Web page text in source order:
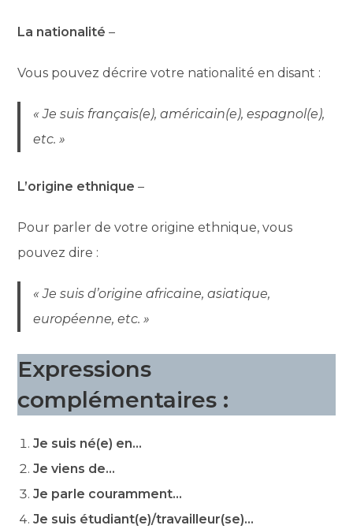
La nationalité –
Vous pouvez décrire votre nationalité en disant :
« Je suis français(e), américain(e), espagnol(e),
etc. »
L’origine ethnique –
Pour parler de votre origine ethnique, vous
pouvez dire :
« Je suis d’origine africaine, asiatique,
européenne, etc. »
Expressions
complémentaires :
Je suis né(e) en…
Je viens de…
Je parle couramment…
Je suis étudiant(e)/travailleur(se)…